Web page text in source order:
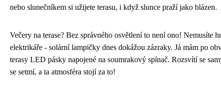
nebo slunečníkem si užijete terasu, i když slunce praží jako blázen.
Večery na terase? Bez správného osvětlení to není ono! Nemusíte
elektrikáře - solární lampičky dnes dokážou zázraky. Já mám po
terasy LED pásky napojené na soumrakový spínač. Rozsvítí se
se setmí, a ta atmosféra stojí za to!